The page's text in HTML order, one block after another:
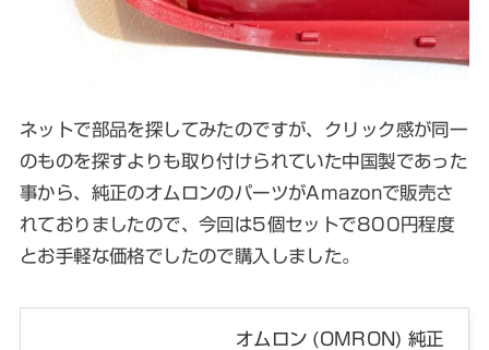
ネットで部品を探してみたのですが、クリック感が同一
のものを探すよりも取り付けられていた中国製であった
事から、純正のオムロンのパーツがAmazonで販売さ
れておりましたので、今回は5個セットで800円程度
とお手軽な価格でしたので購入しました。
オムロン (OMRON) 純正